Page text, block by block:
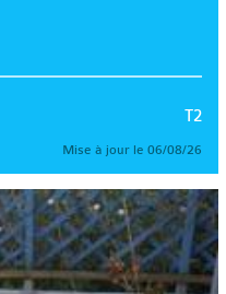
T2
Mise à jour le 06/08/26